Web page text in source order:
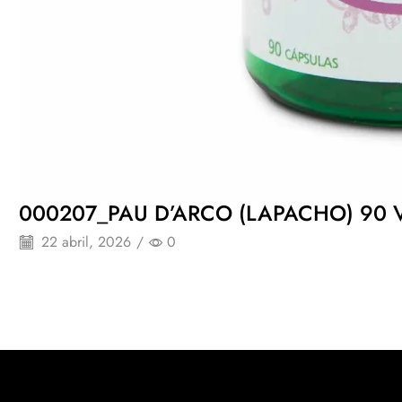
000207_PAU D’ARCO (LAPACHO) 90
22 abril, 2026 / 0